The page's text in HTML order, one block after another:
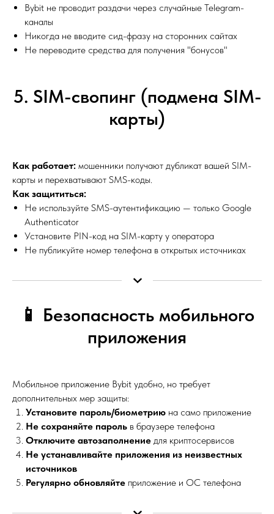
Bybit не проводит раздачи через случайные Telegram-
каналы
Никогда не вводите сид-фразу на сторонних сайтах
Не переводите средства для получения "бонусов"
5. SIM-свопинг (подмена SIM-
карты)
Как работает: мошенники получают дубликат вашей SIM-
карты и перехватывают SMS-коды.
Как защититься:
Не используйте SMS-аутентификацию — только Google
Authenticator
Установите PIN-код на SIM-карту у оператора
Не публикуйте номер телефона в открытых источниках
📱 Безопасность мобильного
приложения
Мобильное приложение Bybit удобно, но требует
дополнительных мер защиты:
Установите пароль/биометрию на само приложение
Не сохраняйте пароль в браузере телефона
Отключите автозаполнение для криптосервисов
Не устанавливайте приложения из неизвестных
источников
Регулярно обновляйте приложение и ОС телефона